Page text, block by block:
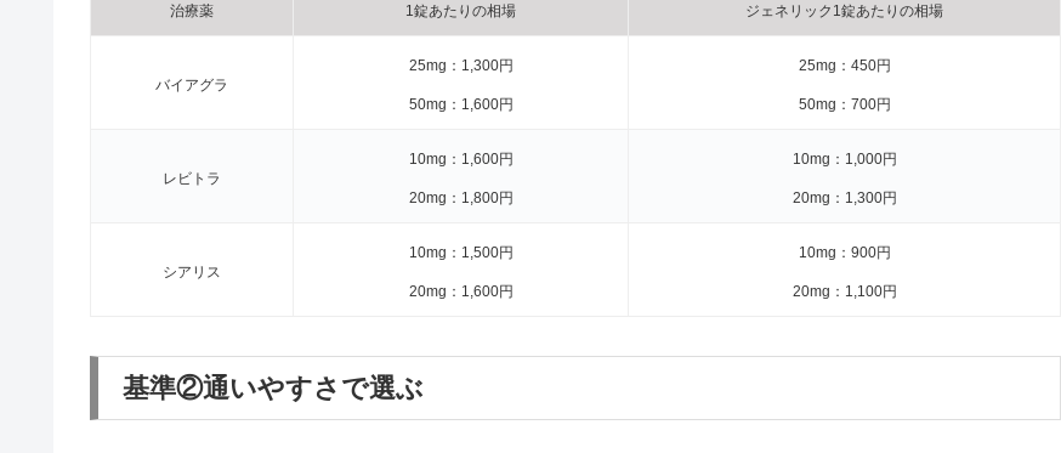
治療薬 1錠あたりの相場 ジェネリック1錠あたりの相場
バイアグラ
25mg：1,300円
50mg：1,600円
25mg：450円
50mg：700円
レビトラ
10mg：1,600円
20mg：1,800円
10mg：1,000円
20mg：1,300円
シアリス
10mg：1,500円
20mg：1,600円
10mg：900円
20mg：1,100円
基準②通いやすさで選ぶ